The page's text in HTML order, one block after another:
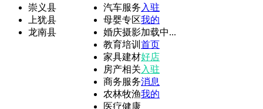
崇义县
上犹县
龙南县
汽车服务
母婴专区
婚庆摄影
教育培训
家具建材
房产相关
商务服务
农林牧渔
医疗健康
入驻
我的
加载中...
首页
好店
入驻
消息
我的